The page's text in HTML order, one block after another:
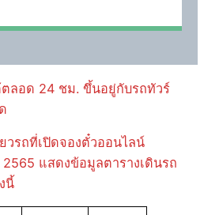
ตลอด 24 ชม. ขึ้นอยู่กับรถทัวร์
วรถที่เปิดจองตั๋วออนไลน์
แสดงข้อมูลตารางเดินรถ
นี้